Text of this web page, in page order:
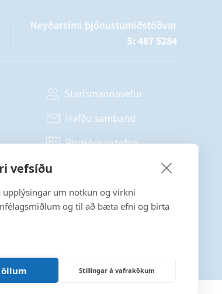
vefsíðu
um notkun og virkni
og til að bæta efni og birta
öllum Stillingar á vafrakökum
Neyðarsími þjónustumiðstöðvar
S: 487 5284
Starfsmannavefur
Hafðu samband
Ritstjórnarstefna
Fylgstu með á Facebook